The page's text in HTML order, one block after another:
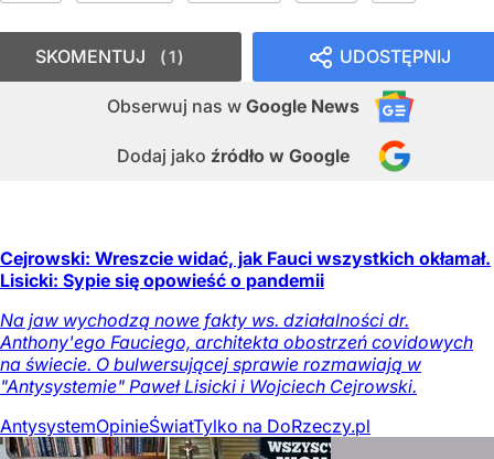
UDOSTĘPNIJ
Obserwuj nas w Google News
Dodaj jako źródło w Google
SKOMENTUJ 1
Cejrowski: Wreszcie widać, jak Fauci wszystkich okłamał.
Lisicki: Sypie się opowieść o pandemii
Na jaw wychodzą nowe fakty ws. działalności dr.
Anthony'ego Fauciego, architekta obostrzeń covidowych
na świecie. O bulwersującej sprawie rozmawiają w
"Antysystemie" Paweł Lisicki i Wojciech Cejrowski.
AntysystemOpinieŚwiatTylko na DoRzeczy.pl